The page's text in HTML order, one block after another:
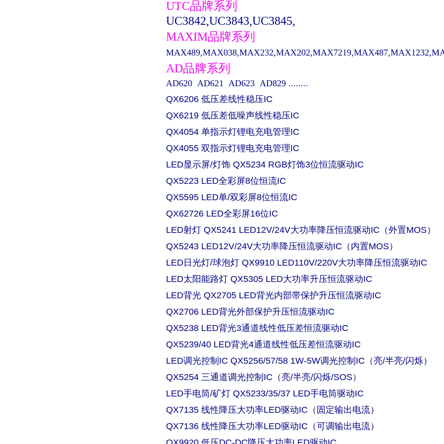
UTC品牌系列
UC3842,UC3843,UC3845,
MAXIM品牌系列
AD品牌系列
AD620 AD621 AD623 AD829 ........
QX6206 低压差线性稳压IC
QX6219 低压差低噪声线性稳压IC
QX4054 单指示灯锂电充电管理IC
QX4055 双指示灯锂电充电管理IC
LED显示屏/灯饰 QX5234 RGB灯饰3位恒流驱动IC
QX5223 LED全彩屏8位恒流IC
QX5595 LED单/双彩屏8位恒流IC
QX62726 LED全彩屏16位IC
LED射灯 QX5241 LED12V/24V大功率降压恒流驱动IC（外置MOS）
QX5243 LED12V/24V大功率降压恒流驱动IC（内置MOS）
LED日光灯/球泡灯 QX9910 LED110V/220V大功率降压恒流驱动IC
LED太阳能路灯 QX5305 LED大功率升压恒流驱动IC
LED背光 QX2705 LED背光内部带保护升压恒流驱动IC
QX2706 LED背光外部保护升压恒流驱动IC
QX5238 LED背光3通道线性低压差恒流驱动IC
QX5239/40 LED背光4通道线性低压差恒流驱动IC
LED调光控制IC QX5256/57/58 1W-5W调光控制IC（亮/半亮/闪烁）
QX5254 三通道调光控制IC（亮/半亮/闪烁/SOS）
LED手电筒/矿灯 QX5233/35/37 LED手电筒驱动IC
QX7135 线性降压大功率LED驱动IC（固定输出电流）
QX7136 线性降压大功率LED驱动IC（可调输出电流）